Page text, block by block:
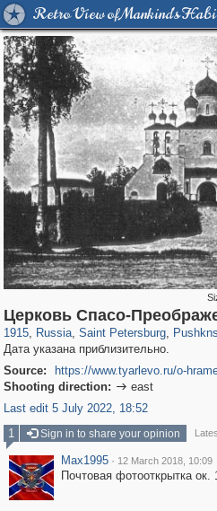
Retro View of Mankind's
Церковь Спасо-
1915, Russia
1,406,257 29,243
, Saint Petersburg
197,112 5,709
,
11,381
Дата указана приблизительно.
Source:
https://www.tyarlevo.ru/o-
Shooting direction:  east
Last edit 5 July 2022, 18:52
1
Sign in to share your opinion
Max1995 · 12 March 2018, 10:09
Почтовая фотооткрытка